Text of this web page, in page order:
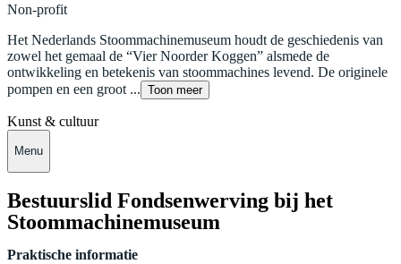
Non-profit
Het Nederlands Stoommachinemuseum houdt de geschiedenis van
zowel het gemaal de “Vier Noorder Koggen” alsmede de
ontwikkeling en betekenis van stoommachines levend. De originele
pompen en een groot ... Toon meer
Kunst & cultuur
Menu
Bestuurslid Fondsenwerving bij het
Stoommachinemuseum
Praktische informatie